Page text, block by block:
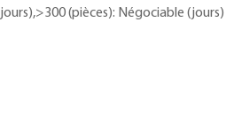
(pièces): Négociable (jours)